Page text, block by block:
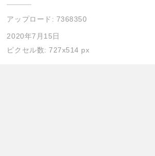
アップロード: 7368350
2020年7月15日
ピクセル数: 727x514 px